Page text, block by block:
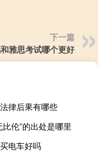
下一篇
雅思考试哪个更好
律后果有哪些
比伦”的出处是哪里
电车好吗